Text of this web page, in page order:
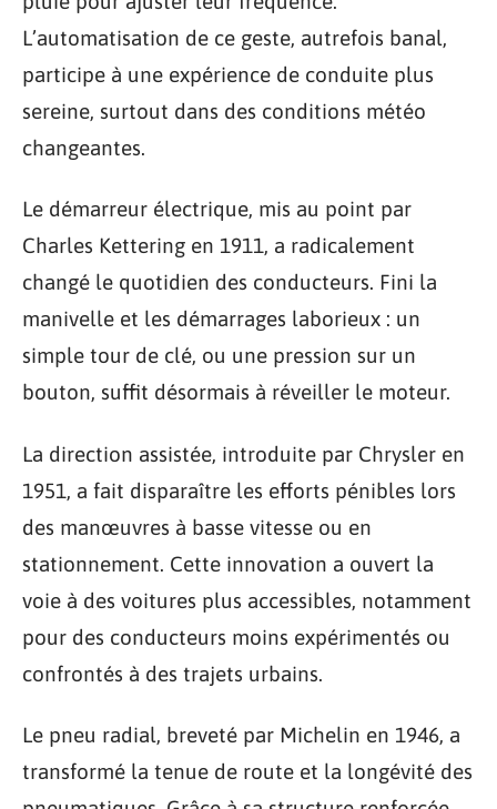
L’automatisation de ce geste, autrefois banal,
participe à une expérience de conduite plus
sereine, surtout dans des conditions météo
changeantes.
Le démarreur électrique, mis au point par
Charles Kettering en 1911, a radicalement
changé le quotidien des conducteurs. Fini la
manivelle et les démarrages laborieux : un
simple tour de clé, ou une pression sur un
bouton, suffit désormais à réveiller le moteur.
La direction assistée, introduite par Chrysler en
1951, a fait disparaître les efforts pénibles lors
des manœuvres à basse vitesse ou en
stationnement. Cette innovation a ouvert la
voie à des voitures plus accessibles, notamment
pour des conducteurs moins expérimentés ou
confrontés à des trajets urbains.
Le pneu radial, breveté par Michelin en 1946, a
transformé la tenue de route et la longévité des